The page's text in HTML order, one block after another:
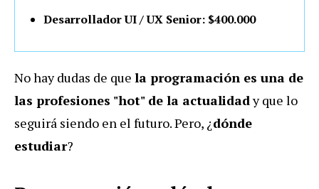
Desarrollador UI / UX Senior: $400.000
No hay dudas de que la programación es una de
las profesiones "hot" de la actualidady que lo
seguirá siendo en el futuro. Pero, ¿dónde
estudiar?